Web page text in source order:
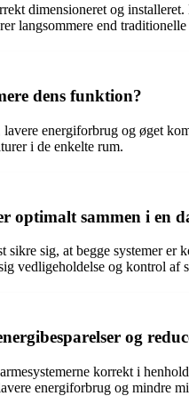
dimensioneret og
end
dens funktion?
energiforbrug og øget
i de enkelte rum.
optimalt sammen i en
sig, at begge systemer
vedligeholdelse og kontrol
og
korrekt i
energiforbrug og mindre